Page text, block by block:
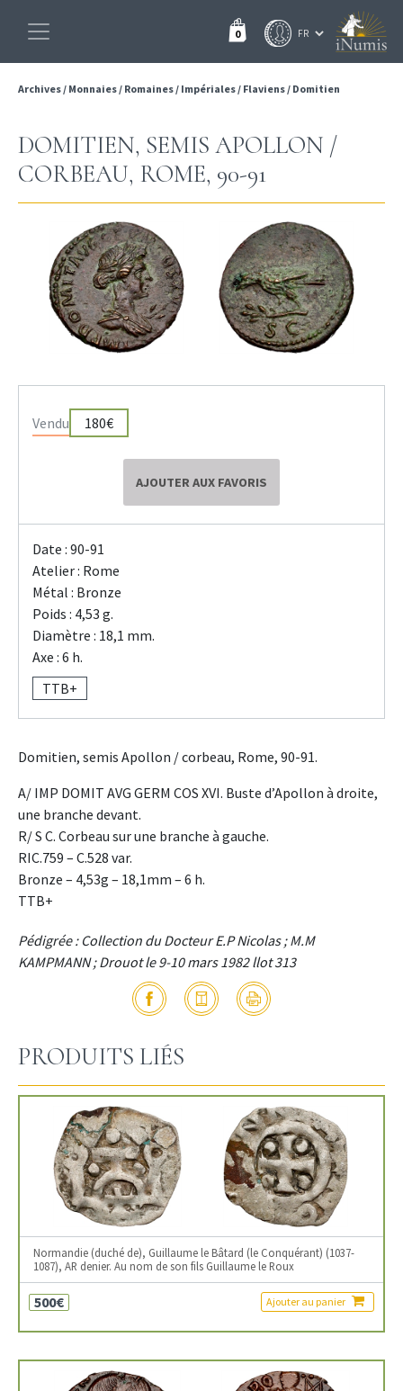
0
Archives/ Monnaies/ Romaines/ Impériales/ Flaviens/ Domitien
DOMITIEN, SEMIS APOLLON /
CORBEAU, ROME, 90-91
Vendu 180€
AJOUTER AUX FAVORIS
Date : 90-91
Atelier : Rome
Métal : Bronze
Poids : 4,53 g.
Diamètre : 18,1 mm.
Axe : 6 h.
TTB+
Domitien, semis Apollon / corbeau, Rome, 90-91.
A/ IMP DOMIT AVG GERM COS XVI. Buste d’Apollon à droite,
une branche devant.
R/ S C. Corbeau sur une branche à gauche.
RIC.759 – C.528 var.
Bronze – 4,53g – 18,1mm – 6 h.
TTB+
Pédigrée : Collection du Docteur E.P Nicolas ; M.M
KAMPMANN ; Drouot le 9-10 mars 1982 llot 313
PRODUITS LIÉS
Normandie (duché de), Guillaume le Bâtard (le Conquérant) (1037-
1087), AR denier. Au nom de son fils Guillaume le Roux
500€ Ajouter au panier